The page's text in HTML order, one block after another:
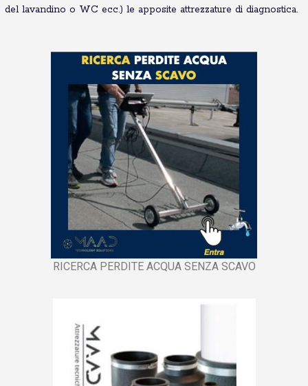
del lavandino o WC ecc.) le apposite attrezzature di diagnostica.
RICERCA PERDITE ACQUA SENZA SCAVO